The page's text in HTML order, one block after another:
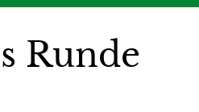
Runde